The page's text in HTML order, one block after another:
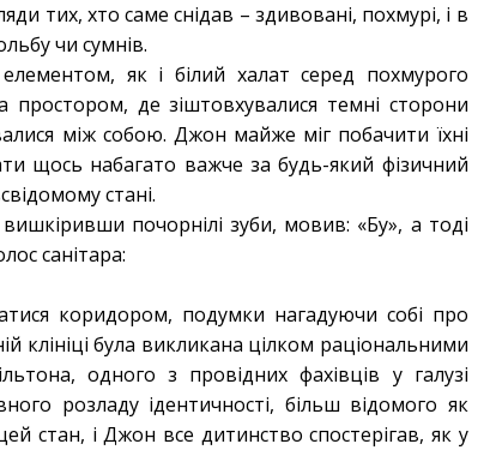
тих, хто саме снідав – здивовані, похмурі, і в
чи сумнів.
як і білий халат серед похмурого
простором, де зіштовхувалися темні сторони
між собою. Джон майже міг побачити їхні
щось набагато важче за будь-який фізичний
стані.
почорнілі зуби, мовив: «Бу», а тоді
санітара:
коридором, подумки нагадуючи собі про
клініці була викликана цілком раціональними
одного з провідних фахівців у галузі
розладу ідентичності, більш відомого як
стан, і Джон все дитинство спостерігав, як у